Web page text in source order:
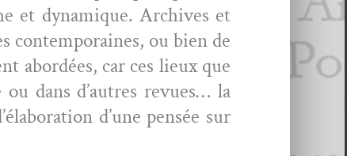
et dynamique. Archives et
con­tem­po­raines, ou bien de
abor­dées, car ces lieux que
dans d’autres revues… la
d’une pen­sée sur